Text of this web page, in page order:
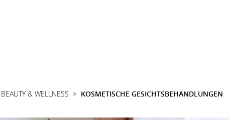
BEAUTY & WELLNESS KOSMETISCHE GESICHTSBEHANDLUNGEN